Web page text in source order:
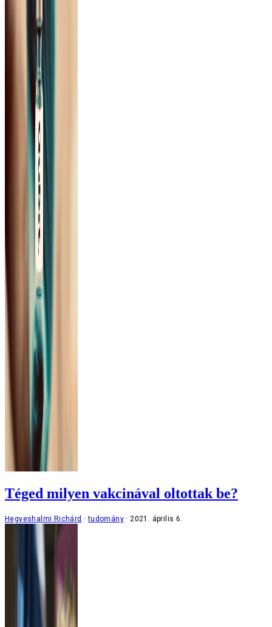
Téged milyen vakcinával oltottak be?
Hegyeshalmi Richárd tudomány 2021. április 6.